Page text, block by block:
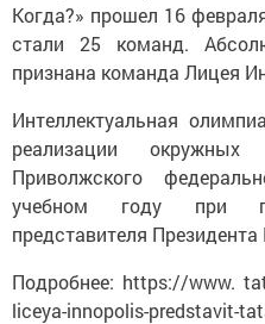
Когда?» прошел 16
стали 25 команд.
признана команда Лицея
Интеллектуальная
реализации окружных
Приволжского
учебном году при
представителя
Подробнее: https://www.
liceya-innopolis-predstavit-